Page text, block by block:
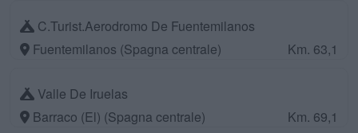
C.Turist.Aerodromo De Fuentemilanos
Fuentemilanos (Spagna centrale)
Km. 63,1
Valle De Iruelas
Barraco (El) (Spagna centrale)
Km. 69,1